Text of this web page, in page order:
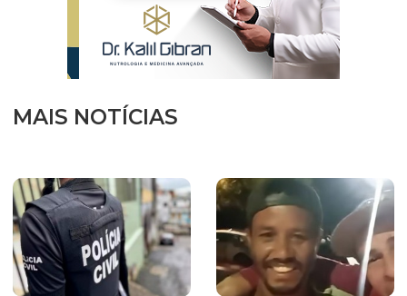
MAIS NOTÍCIAS